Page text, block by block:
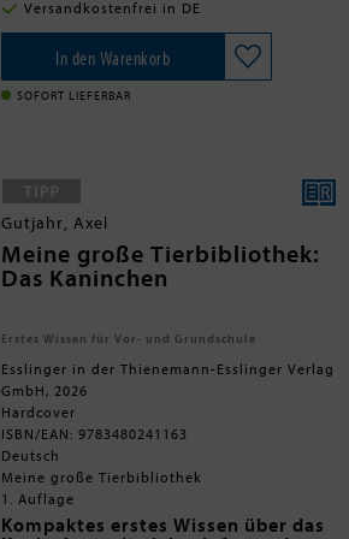
einziehen. Hühner sind neugierig,
pflegeleicht und zutraulich, hinzu
kommt der Selbstversorgeraspekt mit
täglich frischen Eiern. Dieser Ratgeber
bietet für alle Hühnerbegeisterten
Rassen und Hühnerprodukten wie Eier.
Versandkostenfrei in DE
In den Warenkorb
SOFORT LIEFERBAR
Gutjahr, Axel
Meine große Tierbibliothek:
Das Kaninchen
Erstes Wissen für Vor- und Grundschule
Esslinger in der Thienemann-Esslinger Verlag
GmbH, 2026
Hardcover
ISBN/EAN: 9783480241163
Deutsch
Meine große Tierbibliothek
1. Auflage
Kompaktes erstes Wissen über das